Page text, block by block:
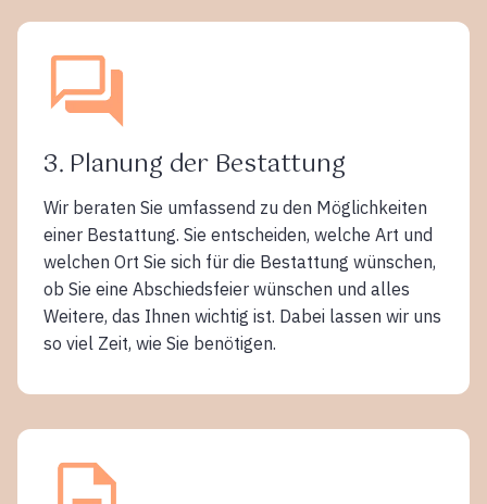
3. Planung der Bestattung
Wir beraten Sie umfassend zu den Möglichkeiten
einer Bestattung. Sie entscheiden, welche Art und
welchen Ort Sie sich für die Bestattung wünschen,
ob Sie eine Abschiedsfeier wünschen und alles
Weitere, das Ihnen wichtig ist. Dabei lassen wir uns
so viel Zeit, wie Sie benötigen.